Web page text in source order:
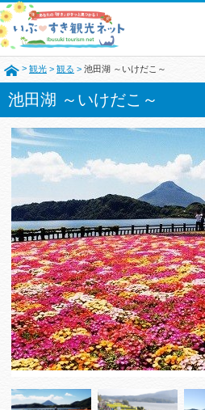
> 観光 > 観る > 池田湖 ～いけだこ～
池田湖 ～いけだこ～